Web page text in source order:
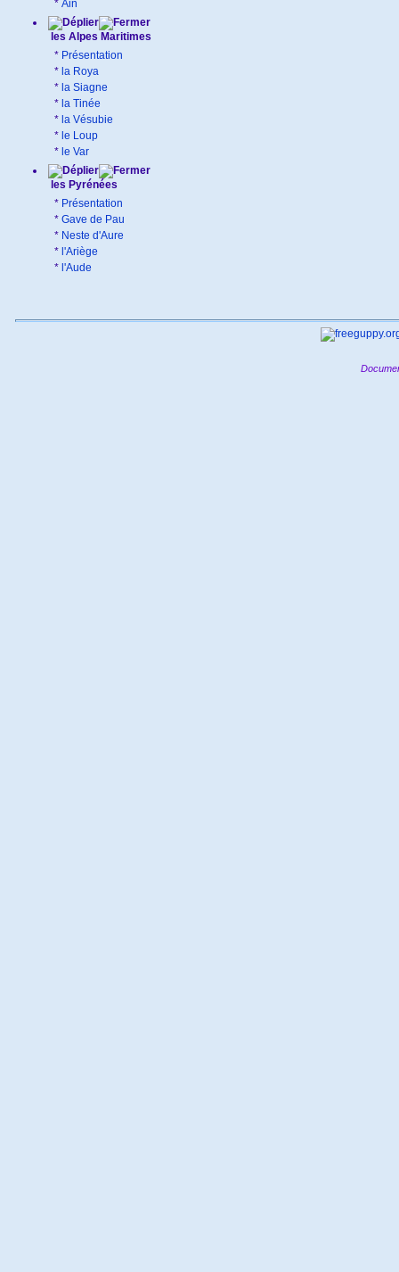
* Ain
les Alpes Maritimes
* Présentation
* la Roya
* la Siagne
* la Tinée
* la Vésubie
* le Loup
* le Var
les Pyrénées
* Présentation
* Gave de Pau
* Neste d'Aure
* l'Ariège
* l'Aude